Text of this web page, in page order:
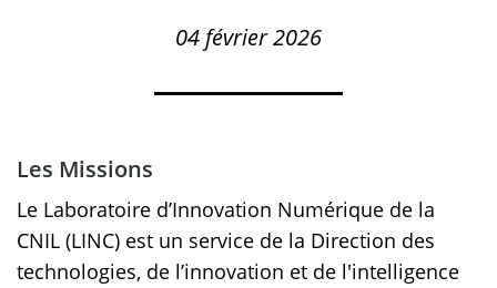
04 février 2026
Les Missions
Le Laboratoire d’Innovation Numérique de la
CNIL (LINC) est un service de la Direction des
technologies, de l’innovation et de l'intelligence